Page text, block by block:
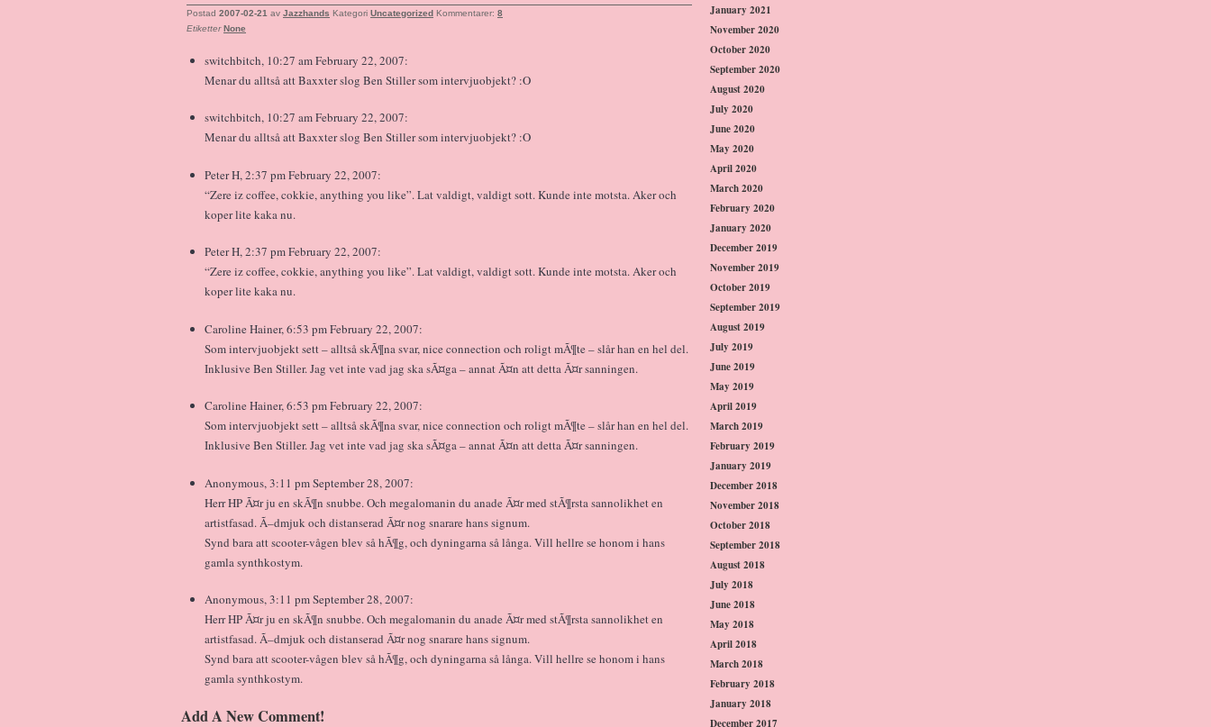
Postad 2007-02-21 av Jazzhands Kategori Uncategorized Kommentarer: 8
Etiketter None
switchbitch, 10:27 am February 22, 2007:
Menar du alltså att Baxxter slog Ben Stiller som intervjuobjekt? :O
switchbitch, 10:27 am February 22, 2007:
Menar du alltså att Baxxter slog Ben Stiller som intervjuobjekt? :O
Peter H, 2:37 pm February 22, 2007:
“Zere iz coffee, cokkie, anything you like”. Lat valdigt, valdigt sott. Kunde inte motsta. Aker och
koper lite kaka nu.
Peter H, 2:37 pm February 22, 2007:
“Zere iz coffee, cokkie, anything you like”. Lat valdigt, valdigt sott. Kunde inte motsta. Aker och
koper lite kaka nu.
Caroline Hainer, 6:53 pm February 22, 2007:
Som intervjuobjekt sett – alltså skÃ¶na svar, nice connection och roligt mÃ¶te – slår han en hel del.
Inklusive Ben Stiller. Jag vet inte vad jag ska sÃ¤ga – annat Ã¤n att detta Ã¤r sanningen.
Caroline Hainer, 6:53 pm February 22, 2007:
Som intervjuobjekt sett – alltså skÃ¶na svar, nice connection och roligt mÃ¶te – slår han en hel del.
Inklusive Ben Stiller. Jag vet inte vad jag ska sÃ¤ga – annat Ã¤n att detta Ã¤r sanningen.
Anonymous, 3:11 pm September 28, 2007:
Herr HP Ã¤r ju en skÃ¶n snubbe. Och megalomanin du anade Ã¤r med stÃ¶rsta sannolikhet en
artistfasad. Ã–dmjuk och distanserad Ã¤r nog snarare hans signum.
Synd bara att scooter-vågen blev så hÃ¶g, och dyningarna så långa. Vill hellre se honom i hans
gamla synthkostym.
Anonymous, 3:11 pm September 28, 2007:
Herr HP Ã¤r ju en skÃ¶n snubbe. Och megalomanin du anade Ã¤r med stÃ¶rsta sannolikhet en
artistfasad. Ã–dmjuk och distanserad Ã¤r nog snarare hans signum.
Synd bara att scooter-vågen blev så hÃ¶g, och dyningarna så långa. Vill hellre se honom i hans
gamla synthkostym.
Add A New Comment!
January 2021
November 2020
October 2020
September 2020
August 2020
July 2020
June 2020
May 2020
April 2020
March 2020
February 2020
January 2020
December 2019
November 2019
October 2019
September 2019
August 2019
July 2019
June 2019
May 2019
April 2019
March 2019
February 2019
January 2019
December 2018
November 2018
October 2018
September 2018
August 2018
July 2018
June 2018
May 2018
April 2018
March 2018
February 2018
January 2018
December 2017